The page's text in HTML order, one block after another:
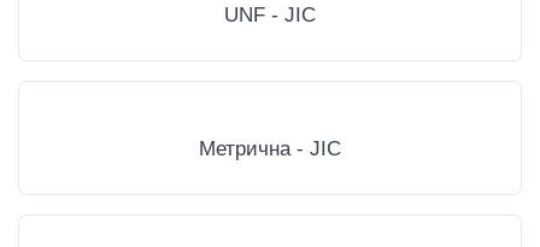
UNF - JIC
Метрична - JIC